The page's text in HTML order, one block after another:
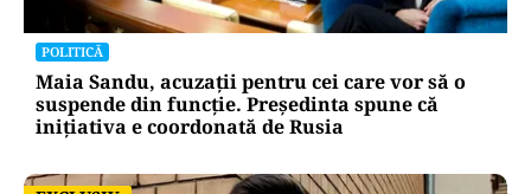
POLITICĂ
Maia Sandu, acuzații pentru cei care vor să o
suspende din funcție. Președinta spune că
inițiativa e coordonată de Rusia